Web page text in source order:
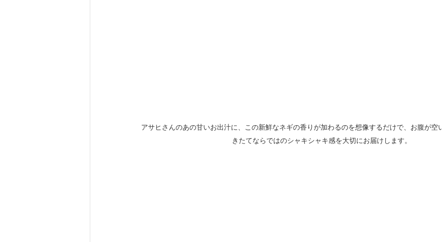
アサヒさんのあの甘いお出汁に、この新鮮なネギの香りが加わるのを想像するだけで、お腹が空
きたてならではのシャキシャキ感を大切にお届けします。